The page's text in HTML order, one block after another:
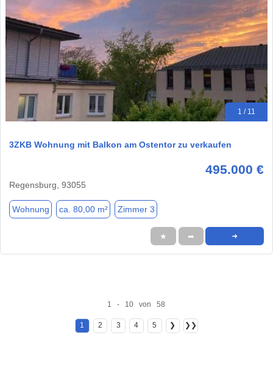
1 / 11
3ZKB Wohnung mit Balkon am Ostentor zu verkaufen
495.000 €
Regensburg, 93055
Wohnung ca. 80,00 m² Zimmer 3
★ ➦ ➜
1 - 10 von 58
1 2 3 4 5 ❯ ❯❯